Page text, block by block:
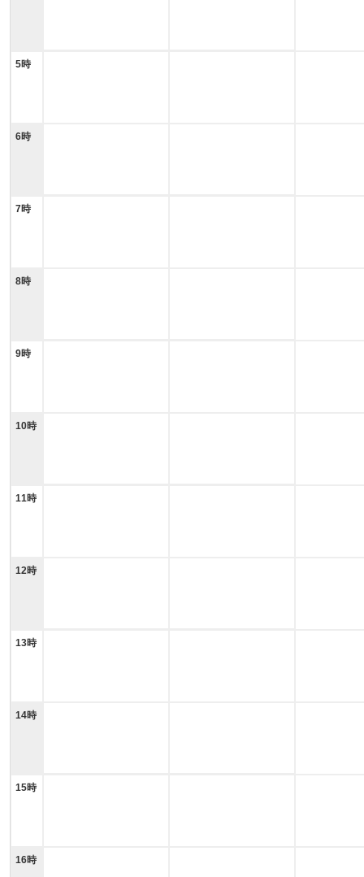
5時
6時
7時
8時
9時
10時
11時
12時
13時
14時
15時
16時